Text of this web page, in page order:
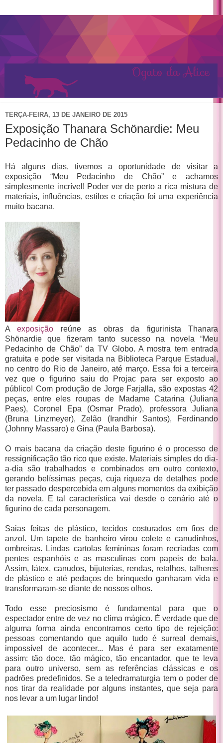
TERÇA-FEIRA, 13 DE JANEIRO DE 2015
Exposição Thanara Schönardie: Meu
Pedacinho de Chão
Há alguns dias, tivemos a oportunidade de visitar a
exposição “Meu Pedacinho de Chão” e achamos
simplesmente incrível! Poder ver de perto a rica mistura de
materiais, influências, estilos e criação foi uma experiência
muito bacana.
Aexposição reúne as obras da figurinista Thanara
Shönardie que fizeram tanto sucesso na novela “Meu
Pedacinho de Chão” da TV Globo. A mostra tem entrada
gratuita e pode ser visitada na Biblioteca Parque Estadual,
no centro do Rio de Janeiro, até março. Essa foi a terceira
vez que o figurino saiu do Projac para ser exposto ao
público! Com produção de Jorge Farjalla, são expostas 42
peças, entre eles roupas de Madame Catarina (Juliana
Paes), Coronel Epa (Osmar Prado), professora Juliana
(Bruna Linzmeyer), Zelão (Irandhir Santos), Ferdinando
(Johnny Massaro) e Gina (Paula Barbosa).
O mais bacana da criação deste figurino é o processo de
ressignificação tão rico que existe. Materiais simples do dia-
a-dia são trabalhados e combinados em outro contexto,
gerando belíssimas peças, cuja riqueza de detalhes pode
ter passado despercebida em alguns momentos da exibição
da novela. E tal característica vai desde o cenário até o
figurino de cada personagem.
Saias feitas de plástico, tecidos costurados em fios de
anzol. Um tapete de banheiro virou colete e canudinhos,
ombreiras. Lindas cartolas femininas foram recriadas com
pentes espanhóis e as masculinas com papeis de bala.
Assim, látex, canudos, bijuterias, rendas, retalhos, talheres
de plástico e até pedaços de brinquedo ganharam vida e
transformaram-se diante de nossos olhos.
Todo esse preciosismo é fundamental para que o
espectador entre de vez no clima mágico. É verdade que de
alguma forma ainda encontramos certo tipo de rejeição:
pessoas comentando que aquilo tudo é surreal demais,
impossível de acontecer... Mas é para ser exatamente
assim: tão doce, tão mágico, tão encantador, que te leva
para outro universo, sem as referências clássicas e os
padrões predefinidos. Se a teledramaturgia tem o poder de
nos tirar da realidade por alguns instantes, que seja para
nos levar a um lugar lindo!